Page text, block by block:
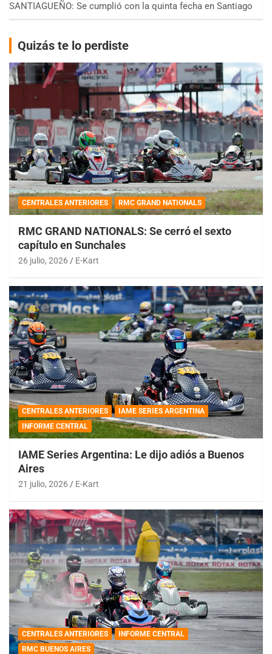
SANTIAGUEÑO: Se cumplió con la quinta fecha en Santiago
Quizás te lo perdiste
CENTRALES ANTERIORES RMC GRAND NATIONALS
RMC GRAND NATIONALS: Se cerró el sexto
capítulo en Sunchales
26 julio, 2026 E-Kart
CENTRALES ANTERIORES
IAME SERIES ARGENTINA
INFORME CENTRAL
IAME Series Argentina: Le dijo adiós a Buenos
Aires
21 julio, 2026 E-Kart
CENTRALES ANTERIORES
INFORME CENTRAL
RMC BUENOS AIRES